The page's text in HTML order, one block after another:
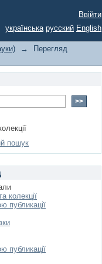
Ввійти
українська русский English
→
Перегляд
пошук
колекції
публикації
публикації